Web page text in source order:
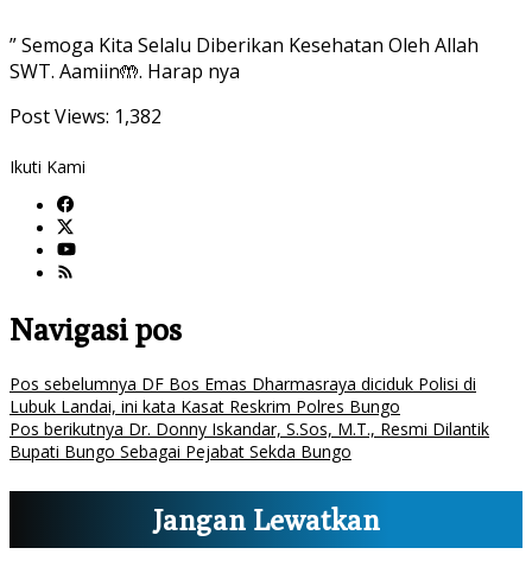
” Semoga Kita Selalu Diberikan Kesehatan Oleh Allah
SWT. Aamiin🤲. Harap nya
Post Views: 1,382
Ikuti Kami
Navigasi pos
Pos sebelumnya DF Bos Emas Dharmasraya diciduk Polisi di
Lubuk Landai, ini kata Kasat Reskrim Polres Bungo
Pos berikutnya Dr. Donny Iskandar, S.Sos, M.T., Resmi Dilantik
Bupati Bungo Sebagai Pejabat Sekda Bungo
Jangan Lewatkan